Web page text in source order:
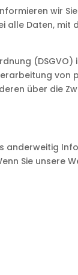
wir
alle Daten, mit
(DSGVO)
von
über die
anderweitig
Sie unsere